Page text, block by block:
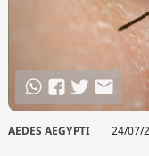
AEDES AEGYPTI 24/07/